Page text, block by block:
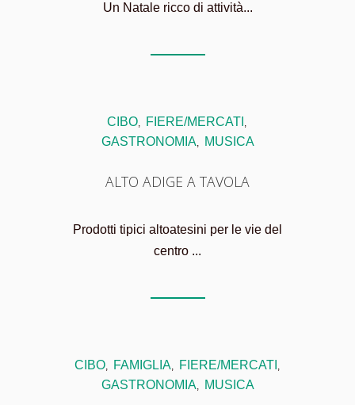
Un Natale ricco di attività...
CIBO, FIERE/MERCATI ,
GASTRONOMIA, MUSICA
ALTO ADIGE A TAVOLA
Prodotti tipici altoatesini per le vie del
centro ...
CIBO, FAMIGLIA, FIERE/MERCATI ,
GASTRONOMIA, MUSICA